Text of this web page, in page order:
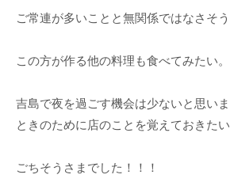
ご常連が多いことと無関係ではなさそう
この方が作る他の料理も食べてみたい。
吉島で夜を過ごす機会は少ないと思い
ときのために店のことを覚えておきたい
ごちそうさまでした！！！